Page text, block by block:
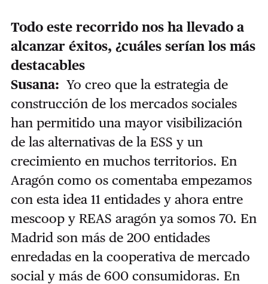
Todo este recorrido nos ha llevado a
alcanzar éxitos, ¿cuáles serían los más
destacables
Susana: Yo creo que la estrategia de
construcción de los mercados sociales
han permitido una mayor visibilización
de las alternativas de la ESS y un
crecimiento en muchos territorios. En
Aragón como os comentaba empezamos
con esta idea 11 entidades y ahora entre
mescoop y REAS aragón ya somos 70. En
Madrid son más de 200 entidades
enredadas en la cooperativa de mercado
social y más de 600 consumidoras. En